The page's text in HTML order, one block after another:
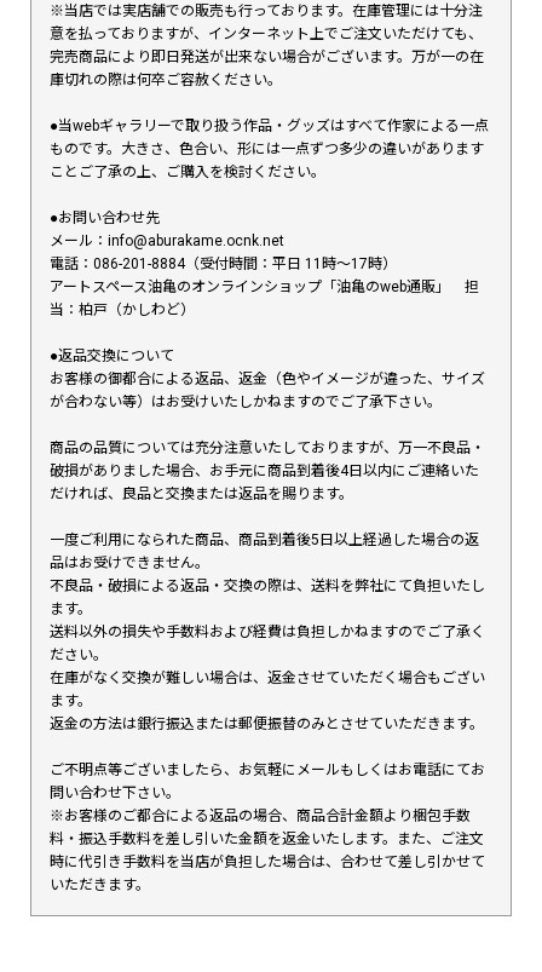
※当店では実店舗での販売も行っております。在庫管理には十分注
意を払っておりますが、インターネット上でご注文いただけても、
完売商品により即日発送が出来ない場合がございます。万が一の在
庫切れの際は何卒ご容赦ください。
●当webギャラリーで取り扱う作品・グッズはすべて作家による一点
ものです。大きさ、色合い、形には一点ずつ多少の違いがあります
ことご了承の上、ご購入を検討ください。
●お問い合わせ先
メール：info@aburakame.ocnk.net
電話：086-201-8884（受付時間：平日 11時〜17時）
アートスペース油亀のオンラインショップ「油亀のweb通販」 担
当：柏戸（かしわど）
●返品交換について
お客様の御都合による返品、返金（色やイメージが違った、サイズ
が合わない等）はお受けいたしかねますのでご了承下さい。
商品の品質については充分注意いたしておりますが、万一不良品・
破損がありました場合、お手元に商品到着後4日以内にご連絡いた
だければ、良品と交換または返品を賜ります。
一度ご利用になられた商品、商品到着後5日以上経過した場合の返
品はお受けできません。
不良品・破損による返品・交換の際は、送料を弊社にて負担いたし
ます。
送料以外の損失や手数料および経費は負担しかねますのでご了承く
ださい。
在庫がなく交換が難しい場合は、返金させていただく場合もござい
ます。
返金の方法は銀行振込または郵便振替のみとさせていただきます。
ご不明点等ございましたら、お気軽にメールもしくはお電話にてお
問い合わせ下さい。
※お客様のご都合による返品の場合、商品合計金額より梱包手数
料・振込手数料を差し引いた金額を返金いたします。また、ご注文
時に代引き手数料を当店が負担した場合は、合わせて差し引かせて
いただきます。